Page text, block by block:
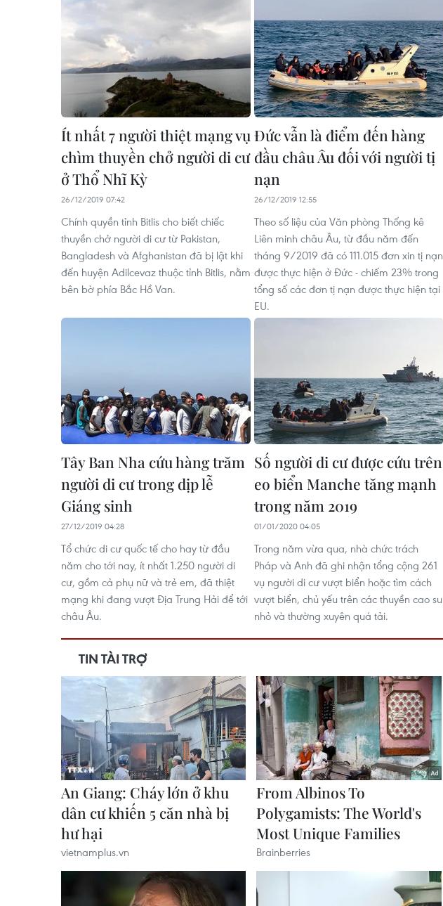
Ít nhất 7 người thiệt mạng vụ
chìm thuyền chở người di cư
ở Thổ Nhĩ Kỳ
26/12/2019 07:42
Chính quyền tỉnh Bitlis cho biết chiếc
thuyền chở người di cư từ Pakistan,
Bangladesh và Afghanistan đã bị lật khi
đến huyện Adilcevaz thuộc tỉnh Bitlis, nằm
bên bờ phía Bắc Hồ Van.
Đức vẫn là điểm đến hàng
đầu châu Âu đối với người tị
nạn
26/12/2019 12:55
Theo số liệu của Văn phòng Thống kê
Liên minh châu Âu, từ đầu năm đến
tháng 9/2019 đã có 111.015 đơn xin tị nạn
được thực hiện ở Đức - chiếm 23% trong
tổng số các đơn tị nạn được thực hiện tại
EU.
Tây Ban Nha cứu hàng trăm
người di cư trong dịp lễ
Giáng sinh
27/12/2019 04:28
Tổ chức di cư quốc tế cho hay từ đầu
năm cho tới nay, ít nhất 1.250 người di
cư, gồm cả phụ nữ và trẻ em, đã thiệt
mạng khi đang vượt Địa Trung Hải để tới
châu Âu.
Số người di cư được cứu trên
eo biển Manche tăng mạnh
trong năm 2019
01/01/2020 04:05
Trong năm vừa qua, nhà chức trách
Pháp và Anh đã ghi nhận tổng cộng 261
vụ người di cư vượt biển hoặc tìm cách
vượt biển, chủ yếu trên các thuyền cao su
nhỏ và thường xuyên quá tải.